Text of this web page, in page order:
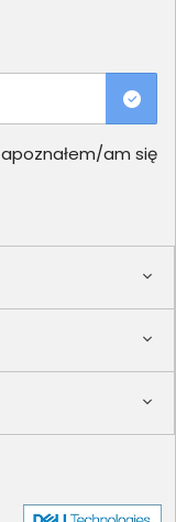
am się